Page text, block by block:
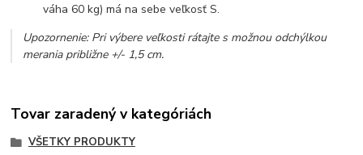
váha 60 kg) má na sebe veľkosť S.
Upozornenie: Pri výbere veľkosti rátajte s možnou odchýlkou
merania približne +/- 1,5 cm.
Tovar zaradený v kategóriách
VŠETKY PRODUKTY